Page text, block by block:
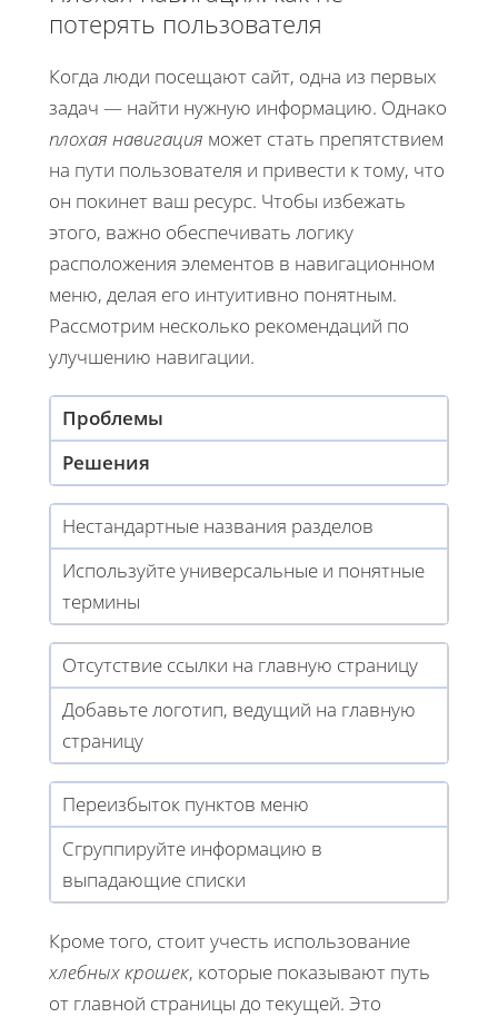
потерять пользователя
Когда люди посещают сайт, одна из первых
задач — найти нужную информацию. Однако
плохая навигация может стать препятствием
на пути пользователя и привести к тому, что
он покинет ваш ресурс. Чтобы избежать
этого, важно обеспечивать логику
расположения элементов в навигационном
меню, делая его интуитивно понятным.
Рассмотрим несколько рекомендаций по
улучшению навигации.
Проблемы
Решения
Нестандартные названия разделов
Используйте универсальные и понятные
термины
Отсутствие ссылки на главную страницу
Добавьте логотип, ведущий на главную
страницу
Переизбыток пунктов меню
Сгруппируйте информацию в
выпадающие списки
Кроме того, стоит учесть использование
хлебных крошек, которые показывают путь
от главной страницы до текущей. Это